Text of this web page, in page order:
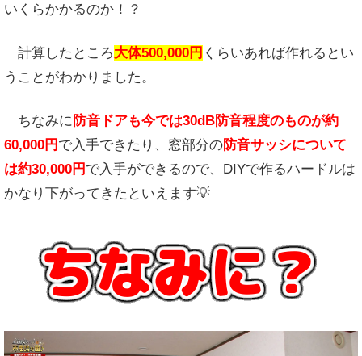
いくらかかるのか！？
計算したところ大体500,000円 くらいあれば作れるとい
うことがわかりました。
ちなみに 防音ドアも今では30dB防音程度のものが約
60,000円 で入手できたり、窓部分の防音サッシについて
は約30,000円 で入手ができるので、DIYで作るハードルは
かなり下がってきたといえます💡
ちなみに？